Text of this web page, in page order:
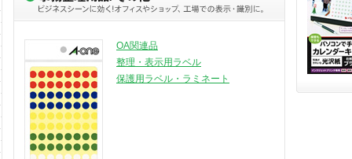
OA関連品
整理・表示用ラベル
保護用ラベル・ラミネート